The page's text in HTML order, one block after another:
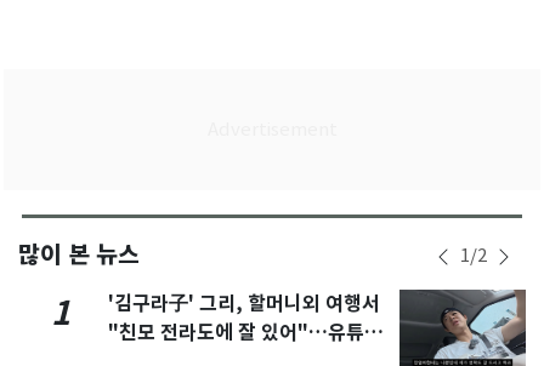
많이 본 뉴스 1/2
1
'김구라子' 그리, 할머니외 여행서
"친모 전라도에 잘 있어"…유튜브